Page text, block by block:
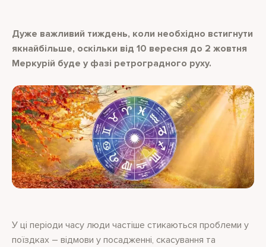
Дуже важливий тиждень, коли необхідно встигнути
якнайбільше, оскільки від 10 вересня до 2 жовтня
Меркурій буде у фазі ретроградного руху.
У ці періоди часу люди частіше стикаються проблеми у
поїздках – відмови у посадженні, скасування та